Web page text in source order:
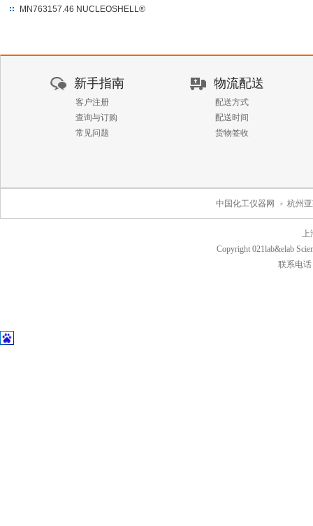
HILIC 150*3.0*2.7
MN763157.46 NUCLEOSHELL®
新手指南
客户注册
查询与订购
常见问题
物流配送
配送方式
配送时间
货物签收
中国化工仪器网 杭州
上
Copyright 021lab&elab
联系电话